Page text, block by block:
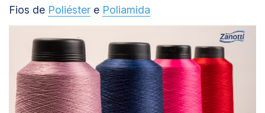
Fios de Poliéster e Poliamida